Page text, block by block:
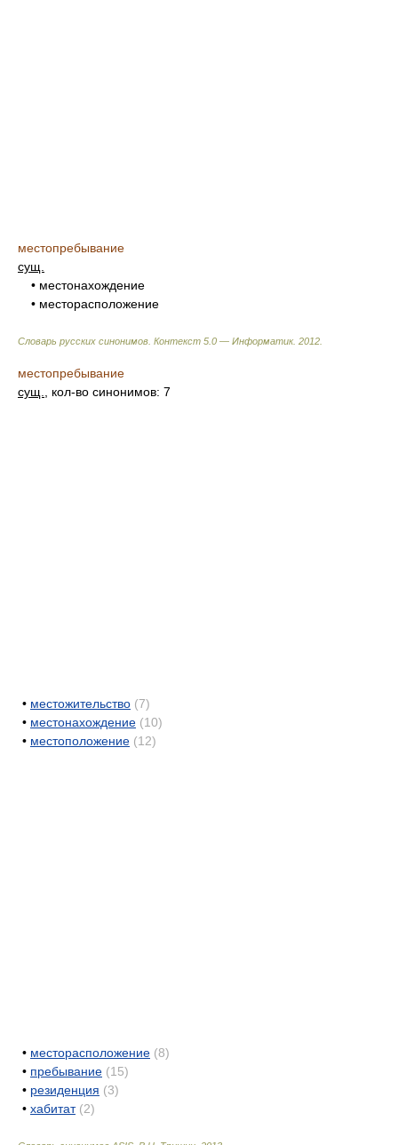
местопребывание
сущ.
• местонахождение
• месторасположение
Словарь русских синонимов. Контекст 5.0 — Информатик. 2012
местопребывание
сущ.
, кол-во синонимов: 7
• местожительство (7)
• местонахождение (10)
• местоположение (12)
• месторасположение (8)
• пребывание (15)
• резиденция (3)
• хабитат (2)